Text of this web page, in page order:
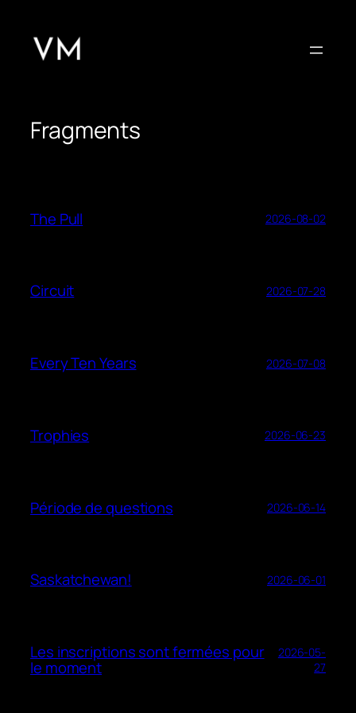
content
Fragments
The Pull 2026-08-02
Circuit 2026-07-28
Every Ten Years 2026-07-08
Trophies 2026-06-23
Période de questions 2026-06-14
Saskatchewan! 2026-06-01
Les inscriptions sont fermées pour
le moment
2026-05-
27